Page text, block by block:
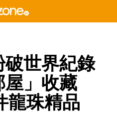
世界紀錄
屋」收藏
龍珠精品